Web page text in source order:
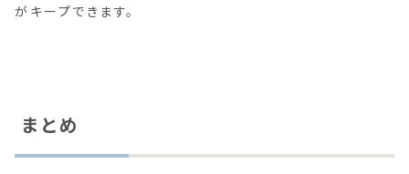
がキープできます。
まとめ